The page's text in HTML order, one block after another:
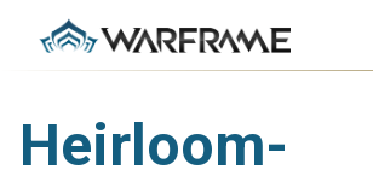
Heirloom-